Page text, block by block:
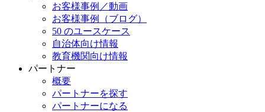
お客様事例／動画
お客様事例（ブログ）
50 のユースケース
自治体向け情報
教育機関向け情報
パートナー
概要
パートナーを探す
パートナーになる